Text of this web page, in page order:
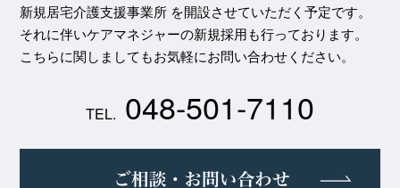
新規居宅介護支援事業所 を開設させていただく予定です。
それに伴いケアマネジャーの新規採用も行っております。
こちらに関しましてもお気軽にお問い合わせください。
TEL. 048-501-7110